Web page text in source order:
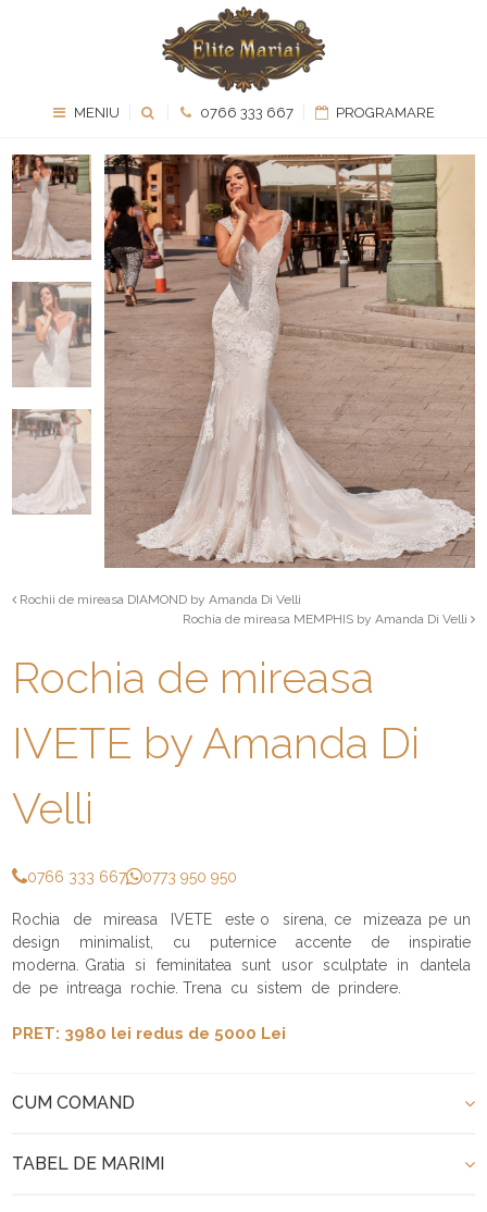
MENIU 0766 333 667 PROGRAMARE
Rochii de mireasa DIAMOND by Amanda Di Velli
Rochia de mireasa MEMPHIS by Amanda Di Velli
Rochia de mireasa
IVETE by Amanda Di
Velli
0766 333 667 0773 950 950
Rochia de mireasa IVETE este o sirena, ce mizeaza pe un
design minimalist, cu puternice accente de inspiratie
moderna. Gratia si feminitatea sunt usor sculptate in dantela
de pe intreaga rochie. Trena cu sistem de prindere.
PRET: 3980 lei redus de 5000 Lei
CUM COMAND
TABEL DE MARIMI